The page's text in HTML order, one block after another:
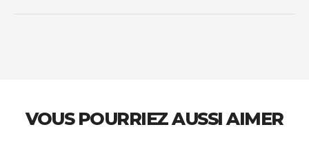
VOUS POURRIEZ AUSSI AIMER